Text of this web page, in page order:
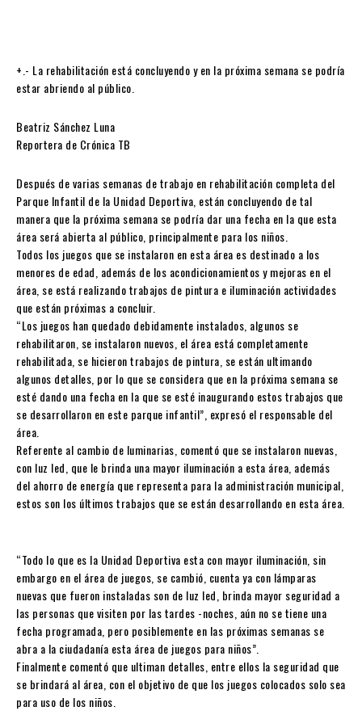
+.- La rehabilitación está concluyendo y en la próxima semana se podría
estar abriendo al público.
Beatriz Sánchez Luna
Reportera de Crónica TB
Después de varias semanas de trabajo en rehabilitación completa del
Parque Infantil de la Unidad Deportiva, están concluyendo de tal
manera que la próxima semana se podría dar una fecha en la que esta
área será abierta al público, principalmente para los niños.
Todos los juegos que se instalaron en esta área es destinado a los
menores de edad, además de los acondicionamientos y mejoras en el
área, se está realizando trabajos de pintura e iluminación actividades
que están próximas a concluir.
“Los juegos han quedado debidamente instalados, algunos se
rehabilitaron, se instalaron nuevos, el área está completamente
rehabilitada, se hicieron trabajos de pintura, se están ultimando
algunos detalles, por lo que se considera que en la próxima semana se
esté dando una fecha en la que se esté inaugurando estos trabajos que
se desarrollaron en este parque infantil”, expresó el responsable del
área.
Referente al cambio de luminarias, comentó que se instalaron nuevas,
con luz led, que le brinda una mayor iluminación a esta área, además
del ahorro de energía que representa para la administración municipal,
estos son los últimos trabajos que se están desarrollando en esta área.
“Todo lo que es la Unidad Deportiva esta con mayor iluminación, sin
embargo en el área de juegos, se cambió, cuenta ya con lámparas
nuevas que fueron instaladas son de luz led, brinda mayor seguridad a
las personas que visiten por las tardes -noches, aún no se tiene una
fecha programada, pero posiblemente en las próximas semanas se
abra a la ciudadanía esta área de juegos para niños”.
Finalmente comentó que ultiman detalles, entre ellos la seguridad que
se brindará al área, con el objetivo de que los juegos colocados solo sea
para uso de los niños.